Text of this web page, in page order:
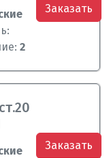
2
Заказать
Заказать